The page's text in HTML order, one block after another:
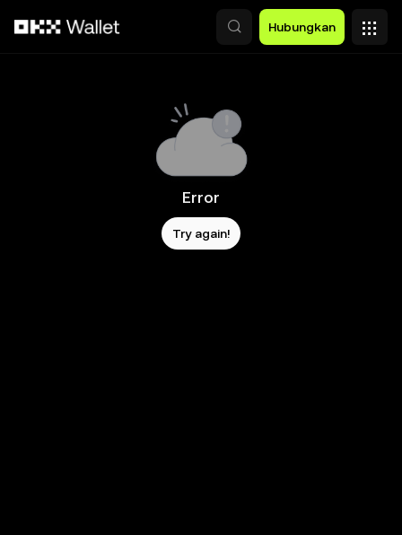
Hubungkan
Error
Try again!